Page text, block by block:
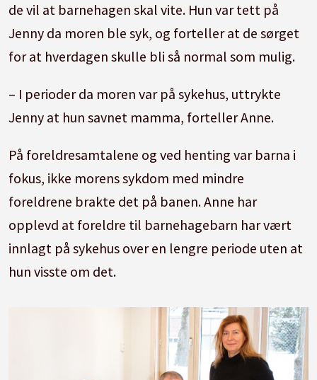
de vil at barnehagen skal vite. Hun var tett på
Jenny da moren ble syk, og forteller at de sørget
for at hverdagen skulle bli så normal som mulig.
– I perioder da moren var på sykehus, uttrykte
Jenny at hun savnet mamma, forteller Anne.
På foreldresamtalene og ved henting var barna i
fokus, ikke morens sykdom med mindre
foreldrene brakte det på banen. Anne har
opplevd at foreldre til barnehagebarn har vært
innlagt på sykehus over en lengre periode uten at
hun visste om det.